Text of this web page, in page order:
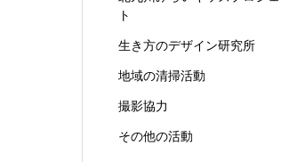
ト
生き方のデザイン研究所
地域の清掃活動
撮影協力
その他の活動